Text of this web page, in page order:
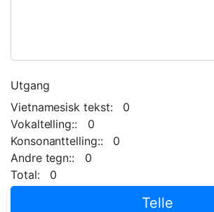
Utgang
Vietnamesisk tekst: 0
Vokaltelling:: 0
Konsonanttelling:: 0
Andre tegn:: 0
Total: 0
Telle